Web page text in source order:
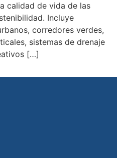
calidad de vida de las
Incluye
corredores verdes,
sistemas de drenaje
[…]